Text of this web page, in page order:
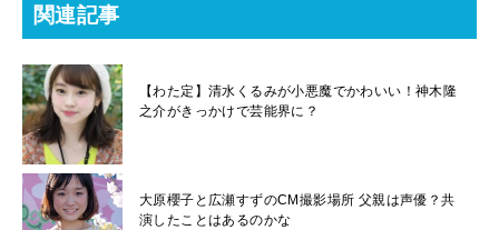
関連記事
【わた定】清水くるみが小悪魔でかわいい！神木隆
之介がきっかけで芸能界に？
大原櫻子と広瀬すずのCM撮影場所 父親は声優？共
演したことはあるのかな